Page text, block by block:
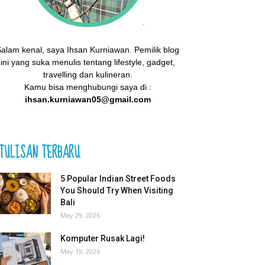
kenal, saya Ihsan Kurniawan. Pemilik blog
ini yang suka menulis tentang lifestyle, gadget,
travelling dan kulineran.
Kamu bisa menghubungi saya di :
ihsan.kurniawan05@gmail.com
TERBARU
5 Popular Indian Street Foods
You Should Try When Visiting
Bali
May 29, 2026
Komputer Rusak Lagi!
May 19, 2026